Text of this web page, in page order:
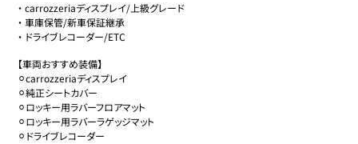
・carrozzeriaディスプレイ/上級グレード
・車庫保管/新車保証継承
・ ドライブレコーダー/ETC
【車両おすすめ装備】
⚪︎carrozzeriaディスプレイ
⚪︎純正シートカバー
⚪︎ロッキー用ラバーフロアマット
⚪︎ロッキー用ラバーラゲッジマット
⚪︎ドライブレコーダー